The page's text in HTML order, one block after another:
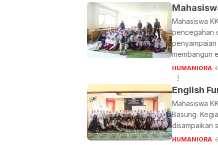
Mahasiswa
pencegahan
membangun
HUMANIORA
English
Mahasiswa
Basung.
disampaikan
HUMANIORA